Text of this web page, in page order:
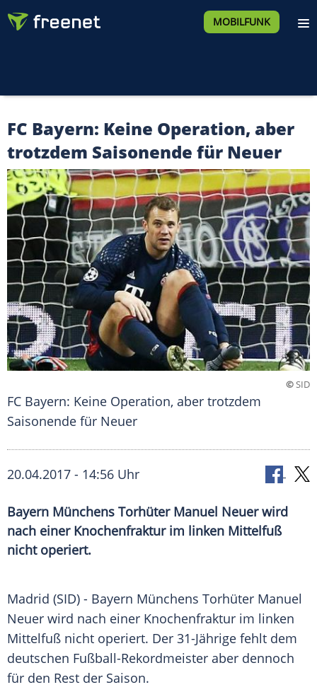
MOBILFUNK
FC Bayern: Keine Operation, aber
trotzdem Saisonende für Neuer
©SID
FC Bayern: Keine Operation, aber trotzdem
Saisonende für Neuer
20.04.2017 - 14:56 Uhr
Bayern Münchens Torhüter Manuel Neuer wird
nach einer Knochenfraktur im linken Mittelfuß
nicht operiert.
Madrid (SID) - Bayern Münchens Torhüter Manuel
Neuer wird nach einer Knochenfraktur im linken
Mittelfuß nicht operiert. Der 31-Jährige fehlt dem
deutschen Fußball-Rekordmeister aber dennoch
für den Rest der Saison.